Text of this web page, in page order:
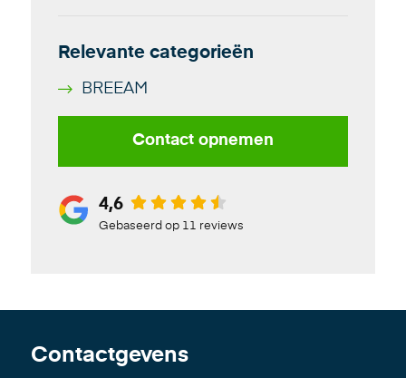
Relevante categorieën
BREEAM
Contact opnemen
4,6
Gebaseerd op 11 reviews
Contactgevens